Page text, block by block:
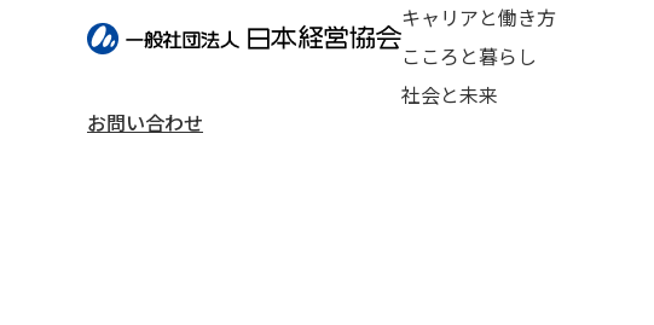
お問い合わせ
キャリアと働き方
こころと暮らし
社会と未来